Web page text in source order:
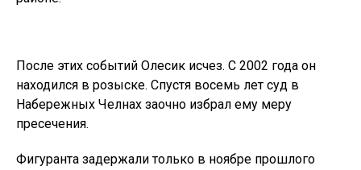
После этих событий Олесик исчез. С 2002 года он
находился в розыске. Спустя восемь лет суд в
Набережных Челнах заочно избрал ему меру
пресечения.
Фигуранта задержали только в ноябре прошлого